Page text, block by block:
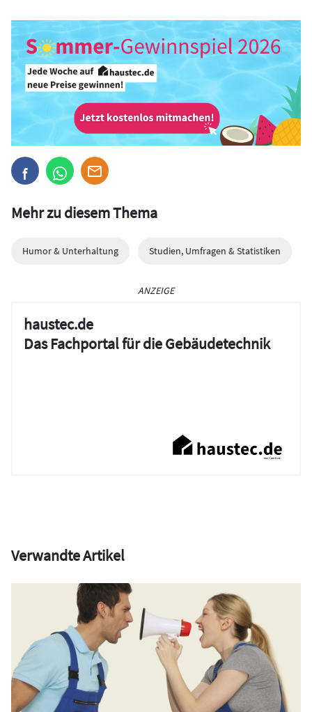
Mehr zu diesem Thema
Humor & Unterhaltung Studien, Umfragen & Statistiken
ANZEIGE
haustec.de
Das Fachportal für die Gebäudetechnik
Verwandte Artikel